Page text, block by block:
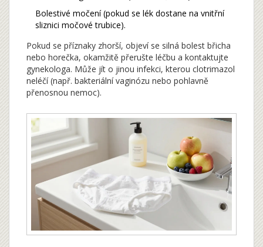
Bolestivé močení (pokud se lék dostane na vnitřní
sliznici močové trubice).
Pokud se příznaky zhorší, objeví se silná bolest břicha
nebo horečka, okamžitě přerušte léčbu a kontaktujte
gynekologa. Může jít o jinou infekci, kterou clotrimazol
neléčí (např. bakteriální vaginózu nebo pohlavně
přenosnou nemoc).